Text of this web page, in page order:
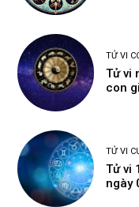
TỬ VI
Tử vi
con
TỬ VI
Tử vi
ngày